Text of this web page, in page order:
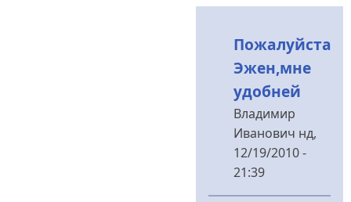
Пожалуйста
Эжен,мне
удобней
Владимир
Иванович нд,
12/19/2010 -
21:39
У